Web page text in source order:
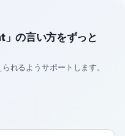
した
の言い方をずっと
れるようサポートします。